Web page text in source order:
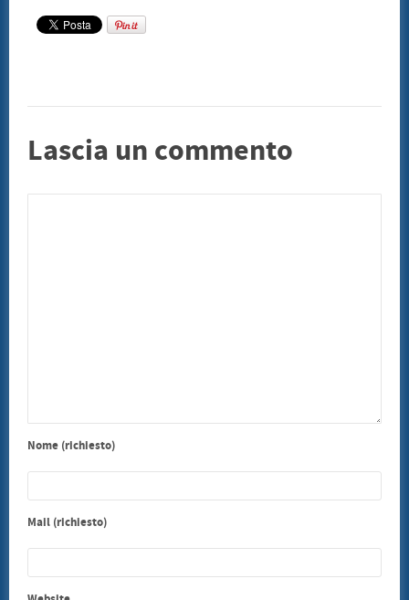
Lascia un commento
Nome (richiesto)
Mail (richiesto)